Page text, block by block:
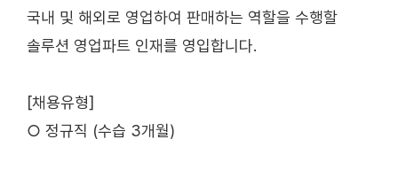
국내 및 해외로 영업하여 판매하는 역할을 수행할
솔루션 영업파트 인재를 영입합니다.
[채용유형]
○ 정규직 (수습 3개월)